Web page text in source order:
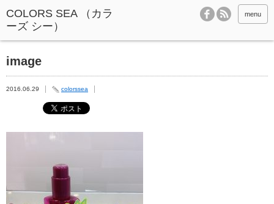
menu
image
2016.06.29 colorssea